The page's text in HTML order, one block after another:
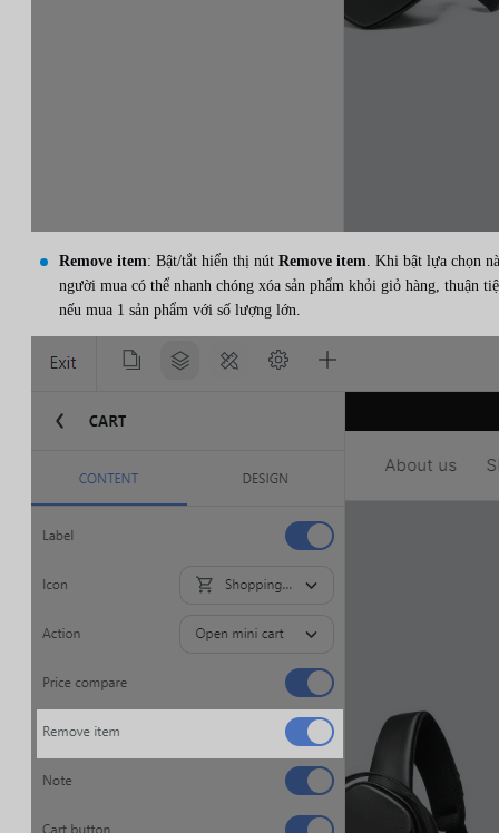
Remove item: Bật/tắt hiển thị nút Remove item. Khi bật lựa chọn
người mua có thể nhanh chóng xóa sản phẩm khỏi giỏ hàng, thuận
nếu mua 1 sản phẩm với số lượng lớn.